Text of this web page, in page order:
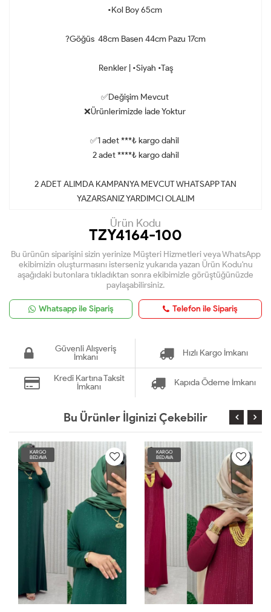
•Kol Boy 65cm
?Göğüs 48cm Basen 44cm Pazu 17cm
Renkler | •Siyah •Taş
✅Değişim Mevcut
❌Ürünlerimizde İade Yoktur
✅1 adet ***₺ kargo dahil
2 adet ****₺ kargo dahil
2 ADET ALIMDA KAMPANYA MEVCUT WHATSAPP TAN
YAZARSANIZ YARDIMCI OLALIM
Ürün Kodu
TZY4164-100
Bu ürünün siparişini sizin yerinize Müşteri Hizmetleri veya WhatsApp
ekibimizin oluşturmasını isterseniz yukarıda yazan Ürün Kodu'nu
aşağıdaki butonlara tıkladıktan sonra ekibimizle görüştüğünüzde
paylaşabilirsiniz.
Whatsapp ile Sipariş Telefon ile Sipariş
Güvenli Alışveriş
İmkanı
Hızlı Kargo İmkanı
Kredi Kartına Taksit
İmkanı
Kapıda Ödeme İmkanı
Bu Ürünler İlginizi Çekebilir
KARGO
BEDAVA
KARGO
BEDAVA